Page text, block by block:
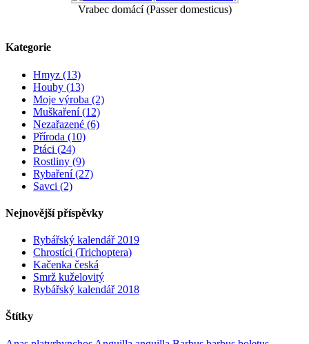
Vrabec domácí (Passer domesticus)
Kategorie
Hmyz (13)
Houby (13)
Moje výroba (2)
Muškaření (12)
Nezařazené (6)
Příroda (10)
Ptáci (24)
Rostliny (9)
Rybaření (27)
Savci (2)
Nejnovější příspěvky
Rybářský kalendář 2019
Chrostíci (Trichoptera)
Kačenka česká
Smrž kuželovitý
Rybářský kalendář 2018
Štítky